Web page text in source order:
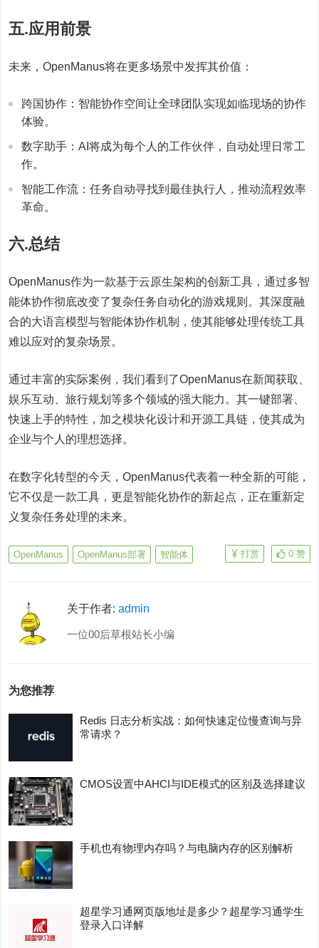
五.应用前景
未来，OpenManus将在更多场景中发挥其价值：
跨国协作：智能协作空间让全球团队实现如临现场的协作
体验。
数字助手：AI将成为每个人的工作伙伴，自动处理日常工
作。
智能工作流：任务自动寻找到最佳执行人，推动流程效率
革命。
六.总结
OpenManus作为一款基于云原生架构的创新工具，通过多智
能体协作彻底改变了复杂任务自动化的游戏规则。其深度融
合的大语言模型与智能体协作机制，使其能够处理传统工具
难以应对的复杂场景。
通过丰富的实际案例，我们看到了OpenManus在新闻获取、
娱乐互动、旅行规划等多个领域的强大能力。其一键部署、
快速上手的特性，加之模块化设计和开源工具链，使其成为
企业与个人的理想选择。
在数字化转型的今天，OpenManus代表着一种全新的可能，
它不仅是一款工具，更是智能化协作的新起点，正在重新定
义复杂任务处理的未来。
OpenManus OpenManus部署 智能体 0 赞
打赏
关于作者:admin
一位00后草根站长小编
为您推荐
Redis 日志分析实战：如何快速定位慢查询与异
常请求？
CMOS设置中AHCI与IDE模式的区别及选择建议
手机也有物理内存吗？与电脑内存的区别解析
超星学习通网页版地址是多少？超星学习通学生
登录入口详解